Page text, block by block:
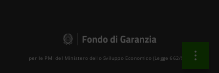
per le PMI del Ministero dello Sviluppo Economico (Legge 662/96 )